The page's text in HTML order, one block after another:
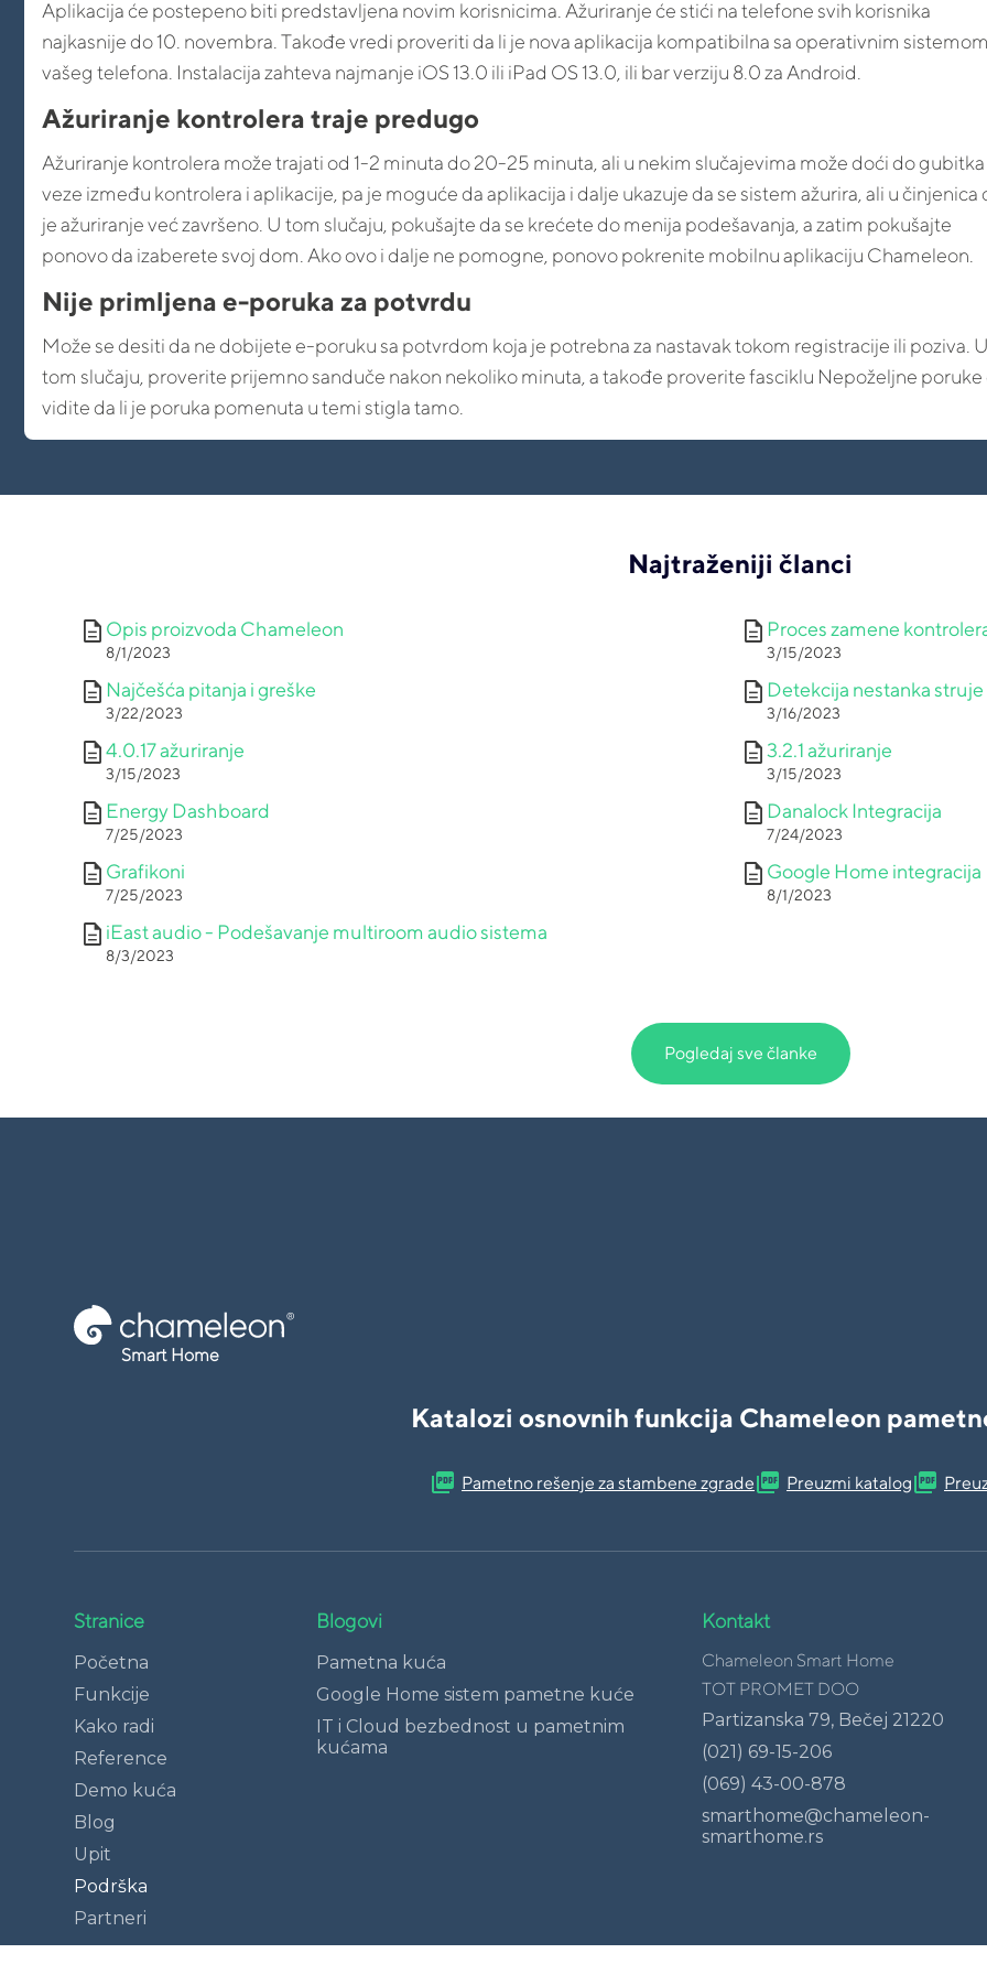
Aplikacija će postepeno biti predstavljena novim korisnicima. Ažuriranje će stići na telefone svih korisnika
najkasnije do 10. novembra. Takođe vredi proveriti da li je nova aplikacija kompatibilna sa operativnim sistemom
vašeg telefona. Instalacija zahteva najmanje iOS 13.0 ili iPad OS 13.0, ili bar verziju 8.0 za Android.
Ažuriranje kontrolera traje predugo
Ažuriranje kontrolera može trajati od 1-2 minuta do 20-25 minuta, ali u nekim slučajevima može doći do gubitka
veze između kontrolera i aplikacije, pa je moguće da aplikacija i dalje ukazuje da se sistem ažurira, ali u činjenica
je ažuriranje već završeno. U tom slučaju, pokušajte da se krećete do menija podešavanja, a zatim pokušajte
ponovo da izaberete svoj dom. Ako ovo i dalje ne pomogne, ponovo pokrenite mobilnu aplikaciju Chameleon.
Nije primljena e-poruka za potvrdu
Može se desiti da ne dobijete e-poruku sa potvrdom koja je potrebna za nastavak tokom registracije ili poziva. U
tom slučaju, proverite prijemno sanduče nakon nekoliko minuta, a takođe proverite fasciklu Nepoželjne poruke
vidite da li je poruka pomenuta u temi stigla tamo.
Najtraženiji članci
description Opis proizvoda Chameleon
8/1/2023
description Proces zamene
3/15/2023
description Najčešća pitanja i greške
3/22/2023
description Detekcija nestanka struje
3/16/2023
description4.0.17 ažuriranje
3/15/2023
description3.2.1 ažuriranje
3/15/2023
description Energy Dashboard
7/25/2023
description Danalock Integracija
7/24/2023
description Grafikoni
7/25/2023
description Google Home integracija
8/1/2023
description iEast audio - Podešavanje multiroom audio sistema
8/3/2023
Pogledaj sve članke
Smart Home
Katalozi osnovnih funkcija Chameleon
picture_as_pdf Pametno rešenje za stambene zgradepicture_as_pdf Preuzmi katalogpicture_as_pdf
Stranice
Početna
Funkcije
Kako radi
Reference
Demo kuća
Blog
Upit
Podrška
Partneri
Blogovi
Pametna kuća
Google Home sistem pametne kuće
IT i Cloud bezbednost u pametnim
kućama
Kontakt
Chameleon Smart Home
TOT PROMET DOO
Partizanska 79, Bečej 21220
(021) 69-15-206
(069) 43-00-878
smarthome@chameleon-
smarthome.rs